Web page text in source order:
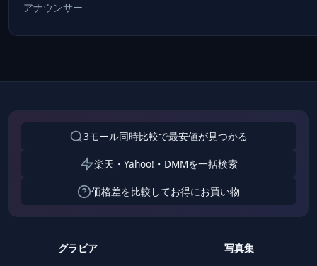
アナウンサー
3モール同時比較で最安値が見つかる
楽天・Yahoo!・DMMを一括検索
価格差を比較してお得にお買い物
グラビア
写真集